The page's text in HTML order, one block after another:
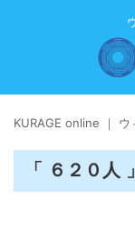
KURAGE online ｜ ウ
「 ６２０人